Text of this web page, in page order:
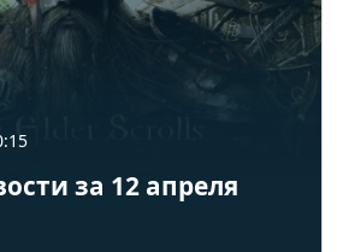
за 12 апреля